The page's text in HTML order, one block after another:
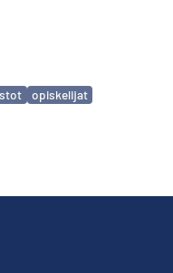
opiskelijat